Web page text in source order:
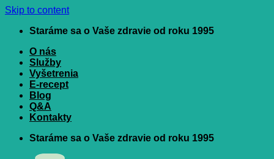
Skip to content
Staráme sa o Vaše zdravie od roku 1995
O nás
Služby
Vyšetrenia
E-recept
Blog
Q&A
Kontakty
Staráme sa o Vaše zdravie od roku 1995